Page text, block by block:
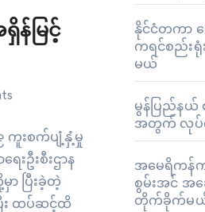
န်မြင့်
ကူးစက်ပျံ့နှံ့မှု
ဦးစီးဌာန
ပြီးခဲ့တဲ့
း ထပ်ဆင့်ထိ
နိုင်ငံတကာ
ကရင်စည်း
မယ်
မွန်ပြည်န
အတွက် လုပ်စ
အမေရိကန်
စွမ်းအင်
တိုက်ခိုက်မယ်